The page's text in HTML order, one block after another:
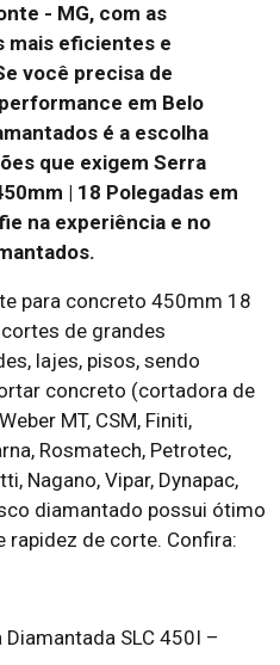
- MG, com as
mais eficientes e
você precisa de
em Belo
é a escolha
que exigem Serra
| 18 Polegadas em
na experiência e no
para concreto 450mm 18
de grandes
lajes, pisos, sendo
concreto (cortadora de
MT, CSM, Finiti,
Rosmatech, Petrotec,
Nagano, Vipar, Dynapac,
diamantado possui ótimo
rapidez de corte. Confira:
SLC 450I –